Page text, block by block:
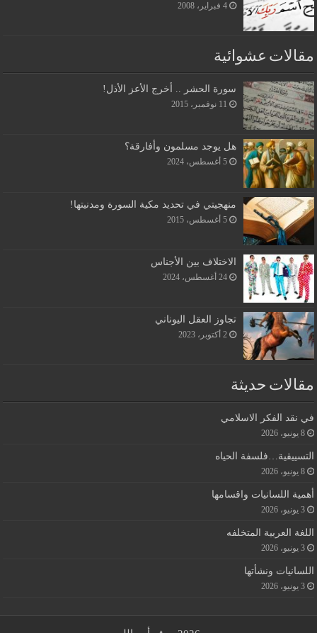
4 فبراير، 2008
مقالات عشوائية
سورة الحشر .. أخرج الأعز الأذل!
11 نوفمبر، 2015
هل يوجد مسلمون وأفارقة؟
5 أغسطس، 2024
منهجيتي في تحديد مكية السورة ومدنيتها!
5 أغسطس، 2015
الاختلاف بين الأجناس
24 أغسطس، 2024
تجاوز العقل اليوناني
2 أكتوبر، 2023
مقالات حديثة
في نقد الفكر الاسلامي
8 يونيو، 2026
التسييقية…فلسفة الحياه
8 يونيو، 2026
أهمية اللسانيات واقسامها
3 يونيو، 2026
اللغة العربية المتخلفه
3 يونيو، 2026
اللسانيات ونشأتها
3 يونيو، 2026